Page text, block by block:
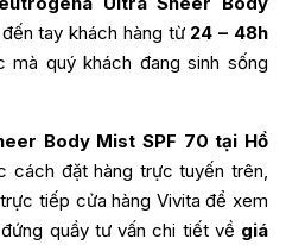
tay khách hàng từ 24 – 48h
mà quý khách đang sinh sống
Body Mist SPF 70 tại Hồ
cách đặt hàng trực tuyến trên,
tiếp cửa hàng Vivita để xem
quầy tư vấn chi tiết về giá